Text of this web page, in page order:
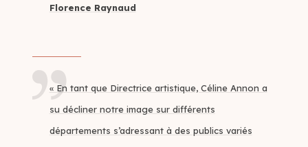
Florence Raynaud
« En tant que Directrice artistique, Céline Annon a
su décliner notre image sur différents
départements s’adressant à des publics variés